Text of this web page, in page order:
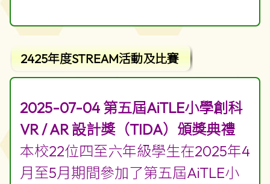
2425年度STREAM活動及比賽
2025-07-04 第五屆AiTLE小學創科
VR / AR 設計獎（TIDA）頒獎典禮
本校22位四至六年級學生在2025年4
月至5月期間參加了第五屆AiTLE小